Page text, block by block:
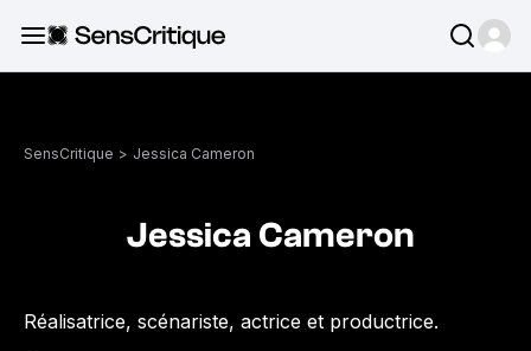
SensCritique > Jessica Cameron
Jessica Cameron
Réalisatrice, scénariste, actrice et productrice.